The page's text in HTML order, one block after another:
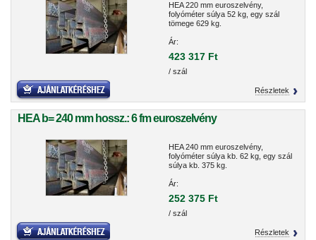
HEA 220 mm euroszelvény,
folyóméter súlya 52 kg, egy szál
tömege 629 kg.
Ár:
423 317 Ft
/ szál
Részletek
HEA b= 240 mm hossz.: 6 fm euroszelvény
HEA 240 mm euroszelvény,
folyóméter súlya kb. 62 kg, egy szál
súlya kb. 375 kg.
Ár:
252 375 Ft
/ szál
Részletek